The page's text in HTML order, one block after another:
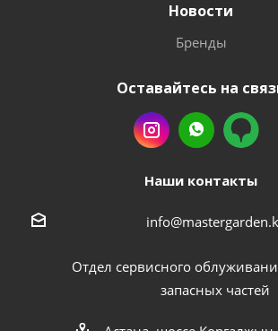
Новости
Бренды
Оставайтесь на
Наши контакты
Отдел сервисного
запасных частей